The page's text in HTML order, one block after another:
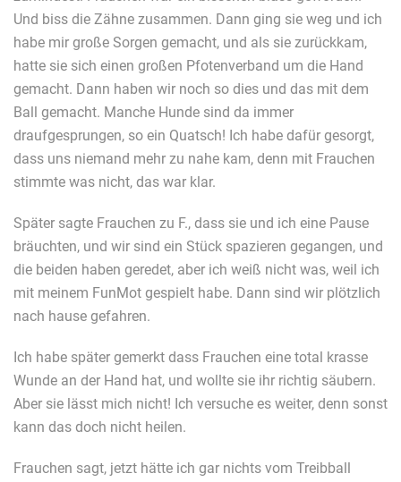
Und biss die Zähne zusammen. Dann ging sie weg und ich
habe mir große Sorgen gemacht, und als sie zurückkam,
hatte sie sich einen großen Pfotenverband um die Hand
gemacht. Dann haben wir noch so dies und das mit dem
Ball gemacht. Manche Hunde sind da immer
draufgesprungen, so ein Quatsch! Ich habe dafür gesorgt,
dass uns niemand mehr zu nahe kam, denn mit Frauchen
stimmte was nicht, das war klar.
Später sagte Frauchen zu F., dass sie und ich eine Pause
bräuchten, und wir sind ein Stück spazieren gegangen, und
die beiden haben geredet, aber ich weiß nicht was, weil ich
mit meinem FunMot gespielt habe. Dann sind wir plötzlich
nach hause gefahren.
Ich habe später gemerkt dass Frauchen eine total krasse
Wunde an der Hand hat, und wollte sie ihr richtig säubern.
Aber sie lässt mich nicht! Ich versuche es weiter, denn sonst
kann das doch nicht heilen.
Frauchen sagt, jetzt hätte ich gar nichts vom Treibball